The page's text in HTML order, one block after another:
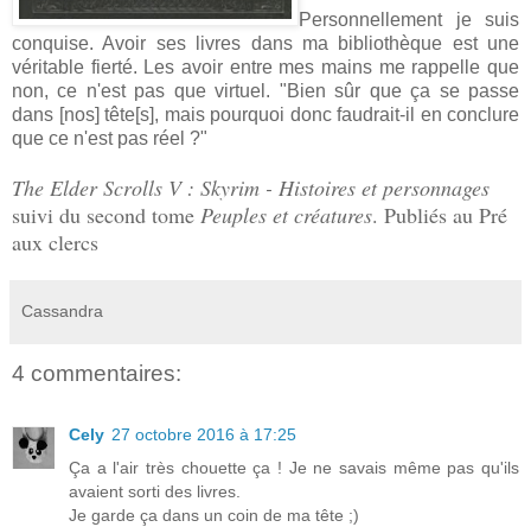
Personnellement je suis
conquise. Avoir ses livres dans ma bibliothèque est une
véritable fierté. Les avoir entre mes mains me rappelle que
non, ce n'est pas que virtuel. "Bien sûr que ça se passe
dans [nos] tête[s], mais pourquoi donc faudrait-il en conclure
que ce n'est pas réel ?"
The Elder Scrolls V : Skyrim - Histoires et personnages
suivi du second tome Peuples et créatures. Publiés au Pré
aux clercs
Cassandra
4 commentaires:
Cely 27 octobre 2016 à 17:25
Ça a l'air très chouette ça ! Je ne savais même pas qu'ils
avaient sorti des livres.
Je garde ça dans un coin de ma tête ;)